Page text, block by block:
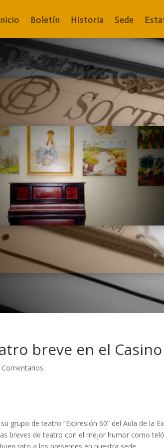
Boletín Historia Sede
breve en el
Comentarios
grupo de teatro “Expresión 60” del Aula de la
breves de teatro con el mejor humor como